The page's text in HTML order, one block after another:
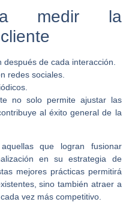
medir la
de cada interacción.
redes sociales.
no solo permite ajustar las
al éxito general de la
que logran fusionar
en su estrategia de
mejores prácticas permitirá
sino también atraer a
vez más competitivo.